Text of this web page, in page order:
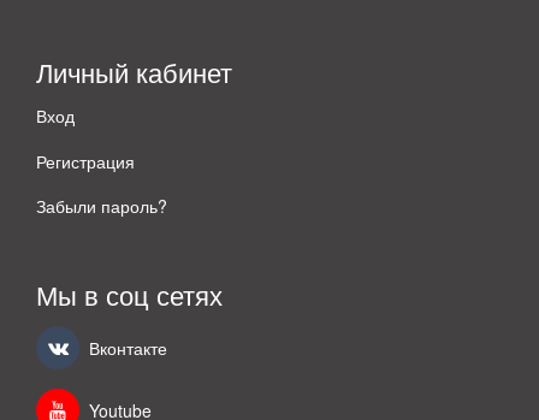
Личный кабинет
Вход
Регистрация
Забыли пароль?
Мы в соц сетях
Вконтакте
Youtube